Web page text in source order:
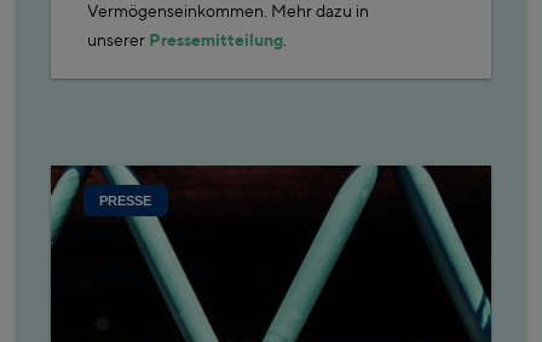
Vermögenseinkommen. Mehr dazu in
unserer Pressemitteilung
PRESSE